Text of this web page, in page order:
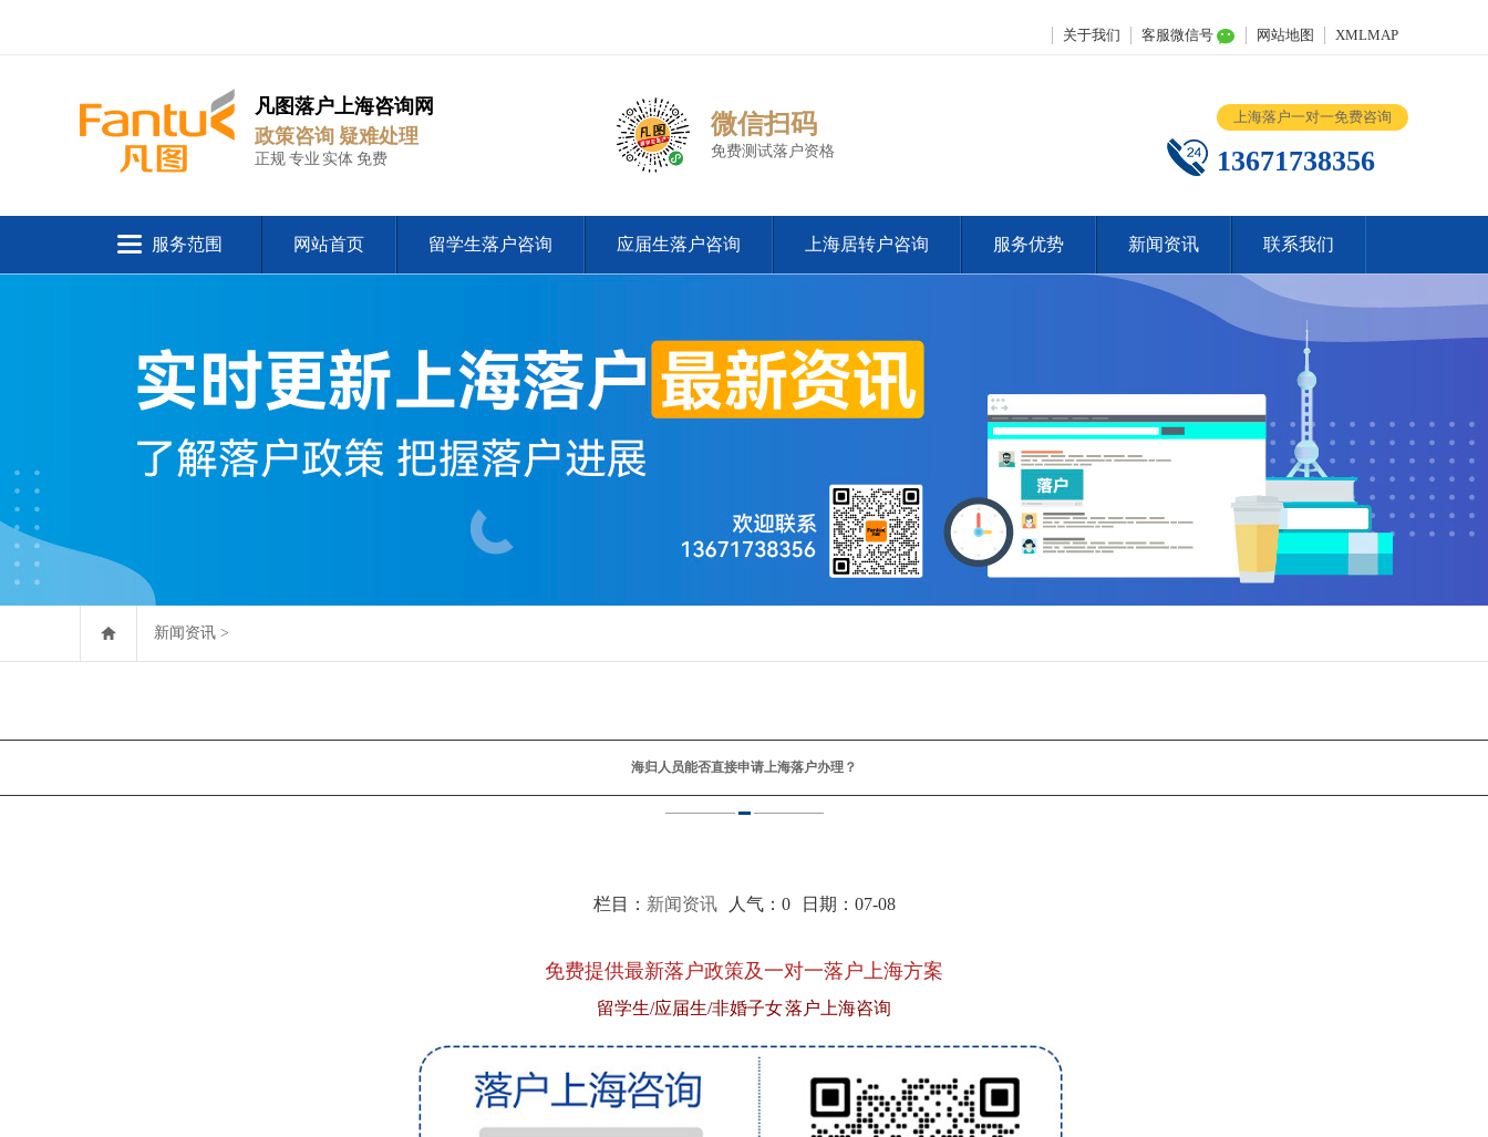
关于我们 客服微信号 网站地图 XMLMAP
凡图落户上海咨询网
政策咨询 疑难处理
正规 专业 实体 免费
微信扫码
免费测试落户资格
上海落户一对一免费咨询
13671738356
服务范围 网站首页 留学生落户咨询 应届生落户咨询 上海居转户咨询 服务优势 新闻资讯 联系我们
新闻资讯 >
海归人员能否直接申请上海落户办理？
栏目： 新闻资讯人气： 0日期：07-08
免费提供最新落户政策及一对一落户上海方案
留学生/应届生/非婚子女 落户上海咨询